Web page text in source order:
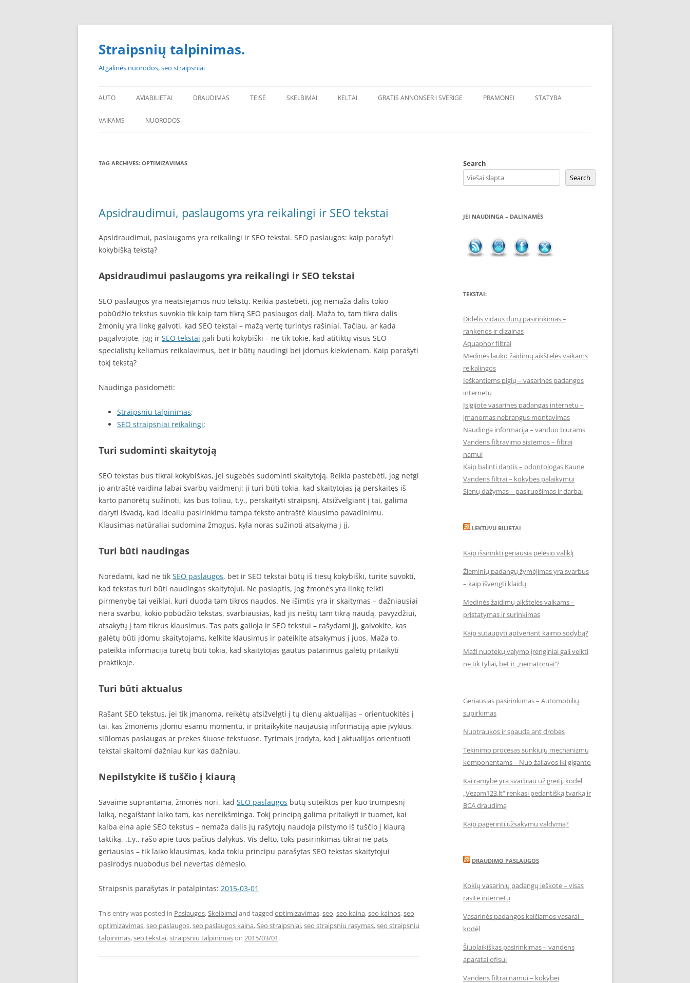
Skip
Straipsnių talpinimas.
Atgalinės nuorodos, seo straipsniai
AUTO AVIABILIETAI DRAUDIMAS TEISĖ SKELBIMAI KELTAI GRATIS ANNONSER I SVERIGE PRAMONEI STATYBA
VAIKAMS NUORODOS
PADANGOS PIGIAU
SEO STRAIPSNIU TALPINIMAS
TAG ARCHIVES: OPTIMIZAVIMAS
Apsidraudimui, paslaugoms yra reikalingi ir SEO tekstai
Apsidraudimui, paslaugoms yra reikalingi ir SEO tekstai. SEO paslaugos: kaip parašyti
kokybišką tekstą?
Apsidraudimui paslaugoms yra reikalingi ir SEO tekstai
SEO paslaugos yra neatsiejamos nuo tekstų. Reikia pastebėti, jog nemaža dalis tokio
pobūdžio tekstus suvokia tik kaip tam tikrą SEO paslaugos dalį. Maža to, tam tikra dalis
žmonių yra linkę galvoti, kad SEO tekstai – mažą vertę turintys rašiniai. Tačiau, ar kada
pagalvojote, jog ir SEO tekstai gali būti kokybiški – ne tik tokie, kad atitiktų visus SEO
specialistų keliamus reikalavimus, bet ir būtų naudingi bei įdomus kiekvienam. Kaip parašyti
tokį tekstą?
Naudinga pasidomėti:
Straipsniu talpinimas;
SEO straipsniai reikalingi;
Turi sudominti skaitytoją
SEO tekstas bus tikrai kokybiškas, jei sugebės sudominti skaitytoją. Reikia pastebėti, jog netgi
jo antraštė vaidina labai svarbų vaidmenį: ji turi būti tokia, kad skaitytojas ją perskaitęs iš
karto panorėtų sužinoti, kas bus toliau, t.y., perskaityti straipsnį. Atsižvelgiant į tai, galima
daryti išvadą, kad idealiu pasirinkimu tampa teksto antraštė klausimo pavadinimu.
Klausimas natūraliai sudomina žmogus, kyla noras sužinoti atsakymą į jį.
Turi būti naudingas
Norėdami, kad ne tik SEO paslaugos, bet ir SEO tekstai būtų iš tiesų kokybiški, turite suvokti,
kad tekstas turi būti naudingas skaitytojui. Ne paslaptis, jog žmonės yra linkę teikti
pirmenybę tai veiklai, kuri duoda tam tikros naudos. Ne išimtis yra ir skaitymas – dažniausiai
nėra svarbu, kokio pobūdžio tekstas, svarbiausias, kad jis neštų tam tikrą naudą, pavyzdžiui,
atsakytų į tam tikrus klausimus. Tas pats galioja ir SEO tekstui – rašydami jį, galvokite, kas
galėtų būti įdomu skaitytojams, kelkite klausimus ir pateikite atsakymus į juos. Maža to,
pateikta informacija turėtų būti tokia, kad skaitytojas gautus patarimus galėtų pritaikyti
praktikoje.
Turi būti aktualus
Rašant SEO tekstus, jei tik įmanoma, reikėtų atsižvelgti į tų dienų aktualijas – orientuokitės į
tai, kas žmonėms įdomu esamu momentu, ir pritaikykite naujausią informaciją apie įvykius,
siūlomas paslaugas ar prekes šiuose tekstuose. Tyrimais įrodyta, kad į aktualijas orientuoti
tekstai skaitomi dažniau kur kas dažniau.
Nepilstykite iš tuščio į kiaurą
Savaime suprantama, žmonės nori, kad SEO paslaugos būtų suteiktos per kuo trumpesnį
laiką, negaištant laiko tam, kas nereikšminga. Tokį principą galima pritaikyti ir tuomet, kai
kalba eina apie SEO tekstus – nemaža dalis jų rašytojų naudoja pilstymo iš tuščio į kiaurą
taktiką, .t.y., rašo apie tuos pačius dalykus. Vis dėlto, toks pasirinkimas tikrai ne pats
geriausias – tik laiko klausimas, kada tokiu principu parašytas SEO tekstas skaitytojui
pasirodys nuobodus bei nevertas dėmesio.
Straipsnis parašytas ir patalpintas: 2015-03-01
This entry was posted in Paslaugos,Skelbimaiand tagged optimizavimas,seo,seo kaina,seo kainos,seo
optimizavimas,seo paslaugos,seo paslaugos kaina,Seo straipsniai,seo straipsniu rasymas,seo straipsniu
talpinimas,seo tekstai,straipsniu talpinimason 2015/03/01.
Search
Search
JEI NAUDINGA – DALINAMĖS
TEKSTAI:
Didelis vidaus durų pasirinkimas –
rankenos ir dizainas
Aquaphor filtrai
Medinės lauko žaidimų aikštelės vaikams
reikalingos
Ieškantiems pigių – vasarinės padangos
internetu
Įsigijote vasarines padangas internetu –
įmanomas nebrangus montavimas
Naudinga informacija – vanduo biurams
Vandens filtravimo sistemos – filtrai
namui
Kaip balinti dantis – odontologas Kaune
Vandens filtrai – kokybės palaikymui
Sienų dažymas – pasiruošimas ir darbai
LEKTUVU BILIETAI
Kaip išsirinkti geriausią pelėsio valiklį
Žieminių padangų žymėjimas yra svarbus
– kaip išvengti klaidų
Medinės žaidimų aikštelės vaikams –
pristatymas ir surinkimas
Kaip sutaupyti aptveriant kaimo sodybą?
Maži nuotekų valymo įrenginiai gali veikti
ne tik tyliai, bet ir „nematomai‘‘?
Geriausias pasirinkimas – Automobilių
supirkimas
Nuotraukos ir spauda ant drobės
Tekinimo procesas sunkiųjų mechanizmų
komponentams – Nuo žaliavos iki giganto
Kai ramybė yra svarbiau už greitį, kodėl
„Vezam123.lt“ renkasi pedantišką tvarką ir
BCA draudimą
Kaip pagerinti užsakymų valdymą?
DRAUDIMO PASLAUGOS
Kokių vasarinių padangų ieškote – visas
rasite internetu
Vasarinės padangos keičiamos vasarai –
kodėl
Šiuolaikiškas pasirinkimas – vandens
aparatai ofisui
Vandens filtrai namui – kokybei